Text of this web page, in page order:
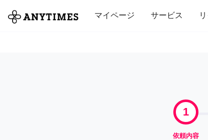
マイページ サービス
全て 修理・組立 家事 引っ
1
依頼内容